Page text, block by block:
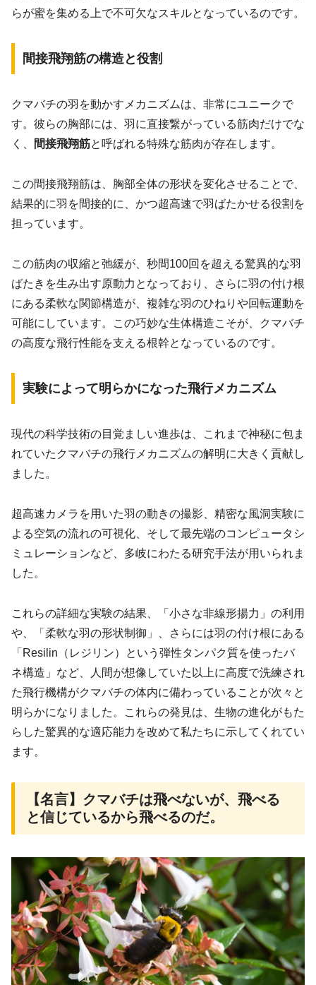
らが蜜を集める上で不可欠なスキルとなっているのです。
間接飛翔筋の構造と役割
クマバチの羽を動かすメカニズムは、非常にユニークで
す。彼らの胸部には、羽に直接繋がっている筋肉だけでな
く、
間接飛翔筋と呼ばれる特殊な筋肉が存在します。
この間接飛翔筋は、胸部全体の形状を変化させることで、
結果的に羽を間接的に、かつ超高速で羽ばたかせる役割を
担っています。
この筋肉の収縮と弛緩が、秒間100回を超える驚異的な羽
ばたきを生み出す原動力となっており、さらに羽の付け根
にある柔軟な関節構造が、複雑な羽のひねりや回転運動を
可能にしています。この巧妙な生体構造こそが、クマバチ
の高度な飛行性能を支える根幹となっているのです。
実験によって明らかになった飛行メカニズム
現代の科学技術の目覚ましい進歩は、これまで神秘に包ま
れていたクマバチの飛行メカニズムの解明に大きく貢献し
ました。
超高速カメラを用いた羽の動きの撮影、精密な風洞実験に
よる空気の流れの可視化、そして最先端のコンピュータシ
ミュレーションなど、多岐にわたる研究手法が用いられま
した。
これらの詳細な実験の結果、「小さな非線形揚力」の利用
や、「柔軟な羽の形状制御」、さらには羽の付け根にある
「Resilin（レジリン）という弾性タンパク質を使ったバ
ネ構造」など、人間が想像していた以上に高度で洗練され
た飛行機構がクマバチの体内に備わっていることが次々と
明らかになりました。これらの発見は、生物の進化がもた
らした驚異的な適応能力を改めて私たちに示してくれてい
ます。
【名言】クマバチは飛べないが、飛べる
と信じているから飛べるのだ。